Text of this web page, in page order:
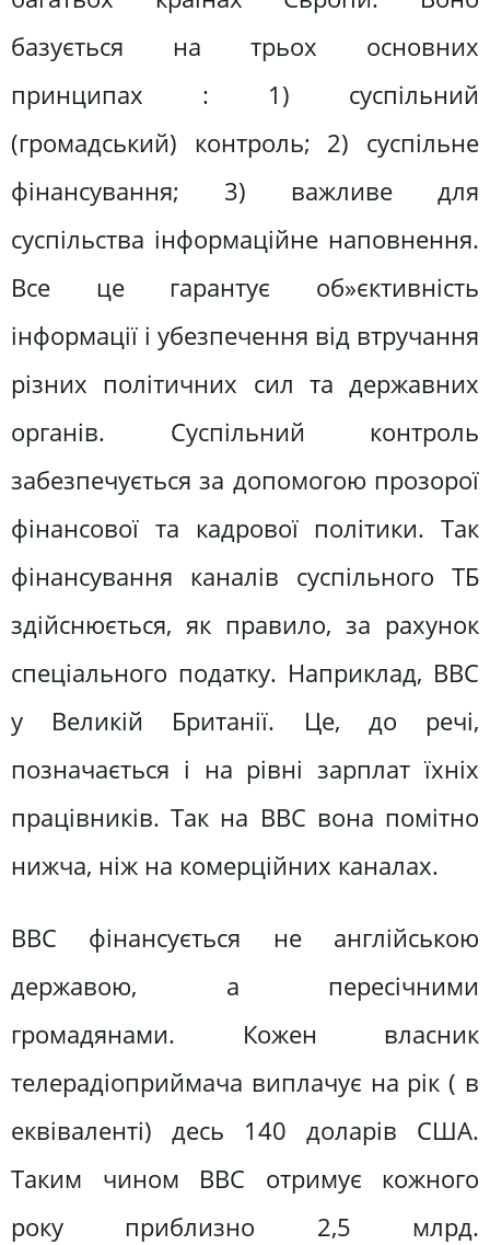
базується на трьох основних
принципах : 1) суспільний
(громадський) контроль; 2) суспільне
фінансування; 3) важливе для
суспільства інформаційне наповнення.
Все це гарантує об»єктивність
інформації і убезпечення від втручання
різних політичних сил та державних
органів. Суспільний контроль
забезпечується за допомогою прозорої
фінансової та кадрової політики. Так
фінансування каналів суспільного ТБ
здійснюється, як правило, за рахунок
спеціального податку. Наприклад, ВВС
у Великій Британії. Це, до речі,
позначається і на рівні зарплат їхніх
працівників. Так на ВВС вона помітно
нижча, ніж на комерційних каналах.
ВВС фінансується не англійською
державою, а пересічними
громадянами. Кожен власник
телерадіоприймача виплачує на рік ( в
еквіваленті) десь 140 доларів США.
Таким чином ВВС отримує кожного
року приблизно 2,5 млрд.